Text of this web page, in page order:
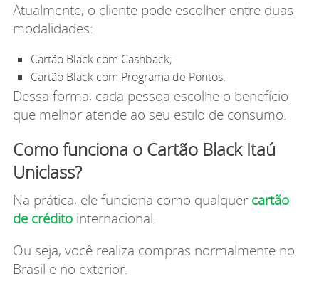
Atualmente, o cliente pode escolher entre duas
modalidades:
Cartão Black com Cashback;
Cartão Black com Programa de Pontos.
Dessa forma, cada pessoa escolhe o benefício
que melhor atende ao seu estilo de consumo.
Como funciona o Cartão Black Itaú
Uniclass?
Na prática, ele funciona como qualquer cartão
de créditointernacional.
Ou seja, você realiza compras normalmente no
Brasil e no exterior.